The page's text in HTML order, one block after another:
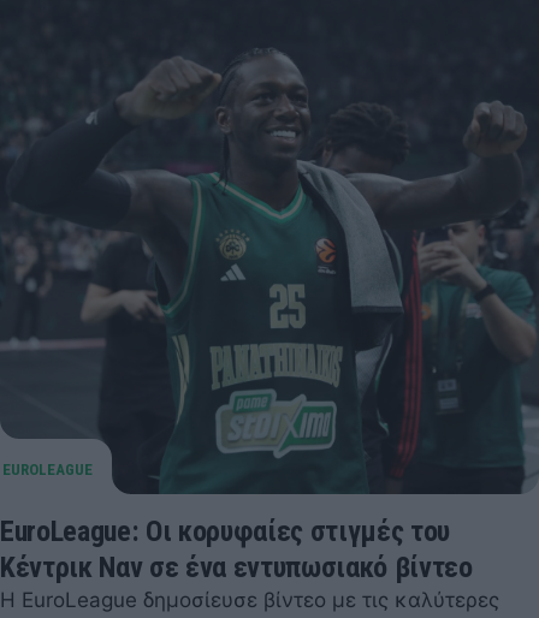
EuroLeague: Οι κορυφαίες στιγμές του
Κέντρικ Ναν σε ένα εντυπωσιακό βίντεο
Η EuroLeague δημοσίευσε βίντεο με τις καλύτερες